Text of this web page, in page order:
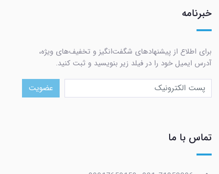
خبرنامه
برای اطلاع از پیشنهادهای شگفت‌انگیز و تخفیف‌های ویژه،
آدرس ایمیل خود را در فیلد زیر بنویسید و ثبت کنید.
عضویت
تماس با ما